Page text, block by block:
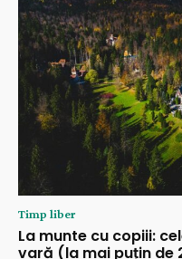
Timp liber
La munte cu copiii:
vară (la mai puțin de